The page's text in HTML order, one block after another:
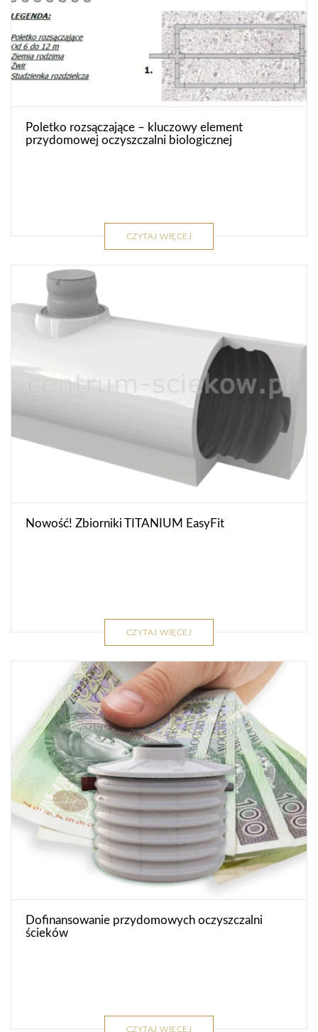
Poletko rozsączające – kluczowy element
przydomowej oczyszczalni biologicznej
CZYTAJ WIĘCEJ
Nowość! Zbiorniki TITANIUM EasyFit
CZYTAJ WIĘCEJ
Dofinansowanie przydomowych oczyszczalni
ścieków
CZYTAJ WIĘCEJ